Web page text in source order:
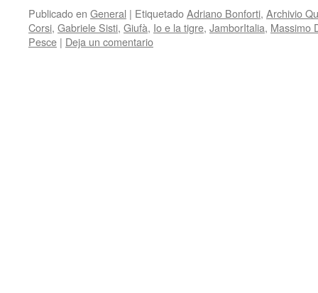
Publicado en General | EtiquetadoAdriano Bonforti, Archivio
Corsi, Gabriele Sisti, Giufà, Io e la tigre, JamborItalia, Massimo
Pesce | Deja un comentario